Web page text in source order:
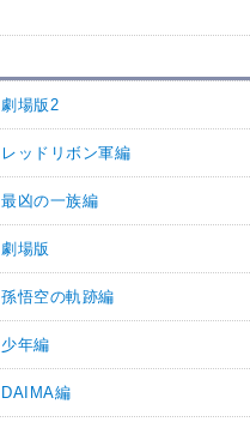
劇場版2
レッドリボン軍編
最凶の一族編
劇場版
孫悟空の軌跡編
少年編
DAIMA編